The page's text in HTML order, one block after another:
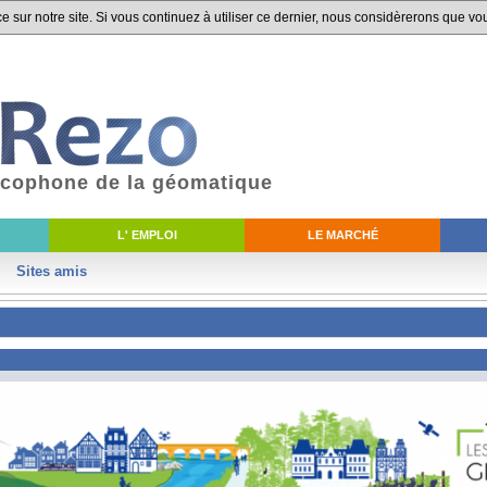
sur notre site. Si vous continuez à utiliser ce dernier, nous considèrerons que
L' EMPLOI LE MARCHÉ
Sites amis
de la géomatique